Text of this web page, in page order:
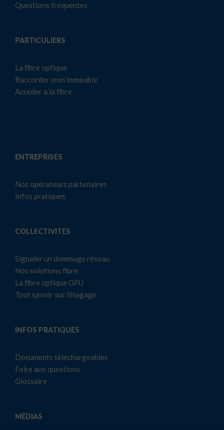
Questions fréquentes
PARTICULIERS
La fibre optique
Raccorder mon immeuble
Accéder à la fibre
ENTREPRISES
Nos opérateurs partenaires
Infos pratiques
COLLECTIVITÉS
Signaler un dommage réseau
Nos solutions fibre
La fibre optique GFU
Tout savoir sur l’élagage
INFOS PRATIQUES
Documents téléchargeables
Foire aux questions
Glossaire
MÉDIAS